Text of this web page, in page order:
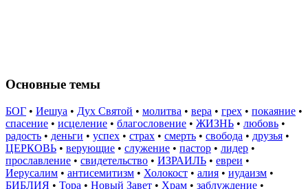
Основные темы
БОГ • Иешуа • Дух Святой • молитва • вера • грех • покаяние •
спасение • исцеление • благословение • ЖИЗНЬ • любовь •
радость • деньги • успех • страх • смерть • свобода • друзья •
ЦЕРКОВЬ • верующие • служение • пастор • лидер •
прославление • свидетельство • ИЗРАИЛЬ • евреи •
Иерусалим • антисемитизм • Холокост • алия • иудаизм •
БИБЛИЯ • Тора • Новый Завет • Храм • заблуждение •